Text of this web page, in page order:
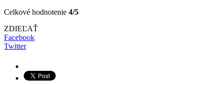
Celkové hodnotenie 4/5
ZDIEĽAŤ
Facebook
Twitter